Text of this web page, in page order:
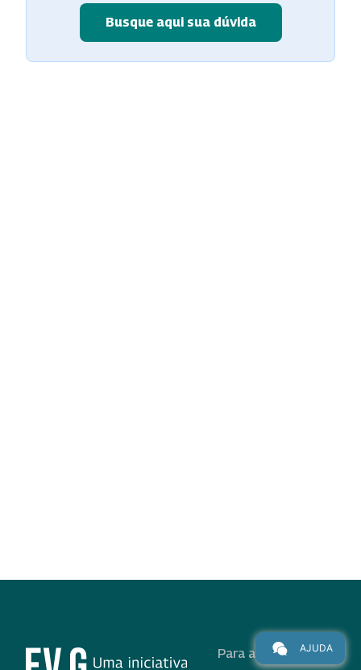
Busque aqui sua dúvida
Para alunos
AJUDA